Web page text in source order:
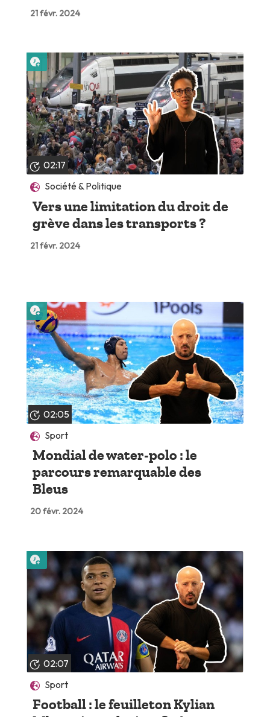
21 févr. 2024
02:17
Société & Politique
Vers une limitation du droit de
grève dans les transports ?
21 févr. 2024
Lire plus tard
02:05
Sport
Mondial de water-polo : le
parcours remarquable des
Bleus
20 févr. 2024
Lire plus tard
02:07
Sport
Football : le feuilleton Kylian
Lire plus tard